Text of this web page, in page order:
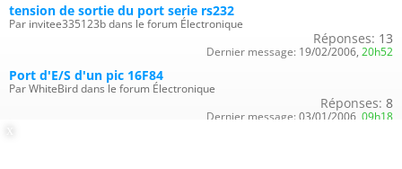
tension de sortie du port serie rs232
Par invitee335123b dans le forum Électronique
Réponses: 13
Dernier message: 19/02/2006, 20h52
Port d'E/S d'un pic 16F84
Par WhiteBird dans le forum Électronique
Réponses: 8
Dernier message:03/01/2006, 09h18